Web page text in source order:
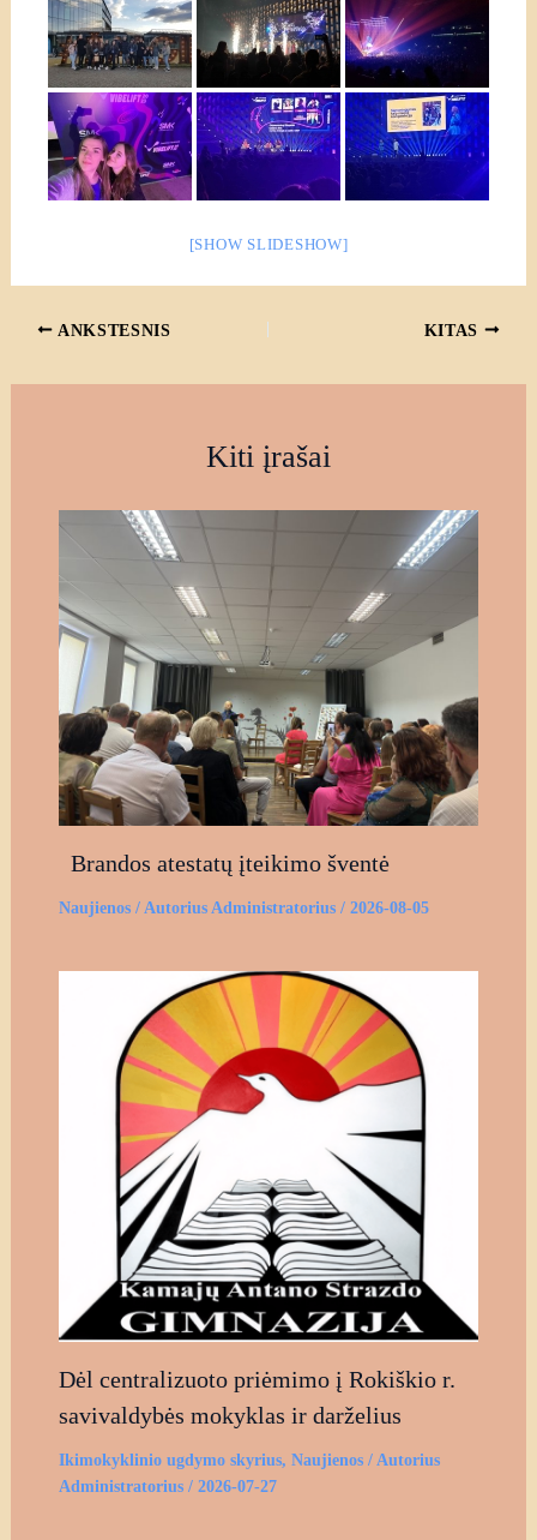
[SHOW SLIDESHOW]
ANKSTESNIS KITAS
Kiti įrašai
Brandos atestatų įteikimo šventė
Naujienos/ Autorius Administratorius / 2026-08-05
Dėl centralizuoto priėmimo į Rokiškio r.
savivaldybės mokyklas ir darželius
Ikimokyklinio ugdymo skyrius, Naujienos/ Autorius
Administratorius / 2026-07-27